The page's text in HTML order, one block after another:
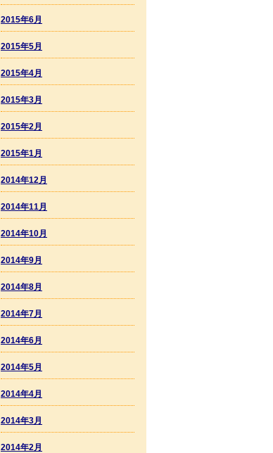
2015年6月
2015年5月
2015年4月
2015年3月
2015年2月
2015年1月
2014年12月
2014年11月
2014年10月
2014年9月
2014年8月
2014年7月
2014年6月
2014年5月
2014年4月
2014年3月
2014年2月